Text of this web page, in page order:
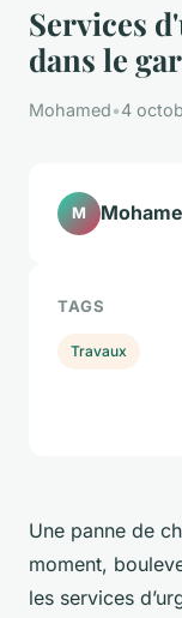
Services
dans le
Mohamed•4
Une panne de
moment,
les services
M
TAGS
Travaux